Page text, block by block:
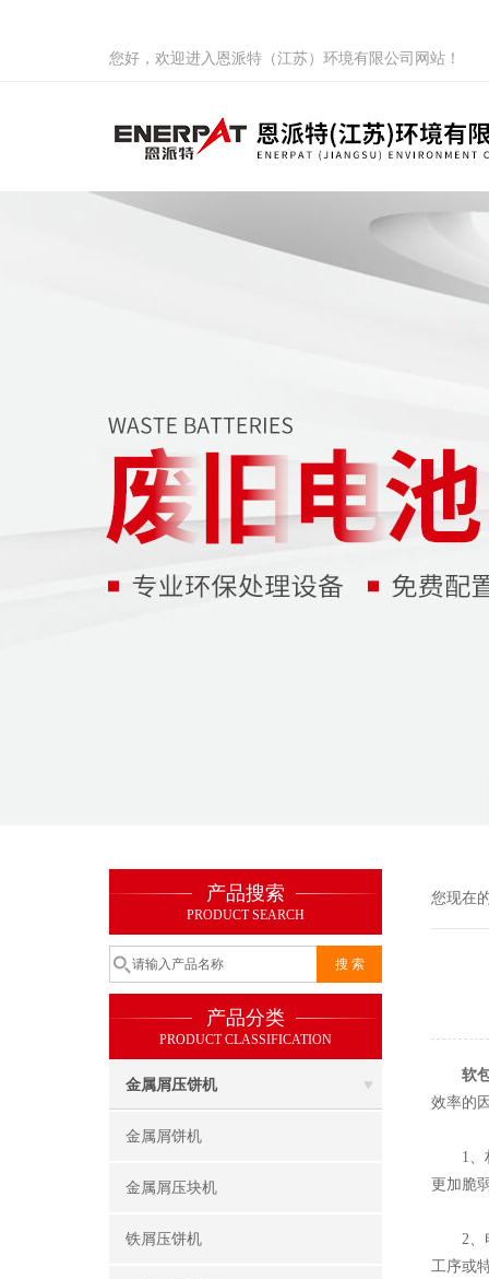
您好，欢迎进入恩派特（江苏）环境有限公司网站！
产品搜索
PRODUCT SEARCH
产品分类
PRODUCT CLASSIFICATION
金属屑压饼机
金属屑饼机
金属屑压块机
铁屑压饼机
您现在
软
效率的
1、材
更加脆
2、电
工序或